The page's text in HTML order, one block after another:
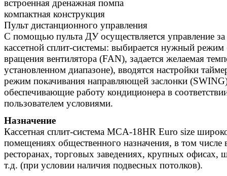
встроенная дренажная помпа
компактная конструкция
Пульт дистанционного управления
С помощью пульта ДУ осуществляется управление за
кассетной сплит-системы: выбирается нужный
вращения вентилятора (FAN), задается желаемая
установленном диапазоне), вводятся настройки
режим покачивания направляющей заслонки
обеспечивающие работу кондиционера в
пользователем условиями.
Назначение
Кассетная сплит-система MCA-18HR Euro size
помещениях общественного назначения, в том числе
ресторанах, торговых заведениях, крупных офисах,
т.д. (при условии наличия подвесных потолков).